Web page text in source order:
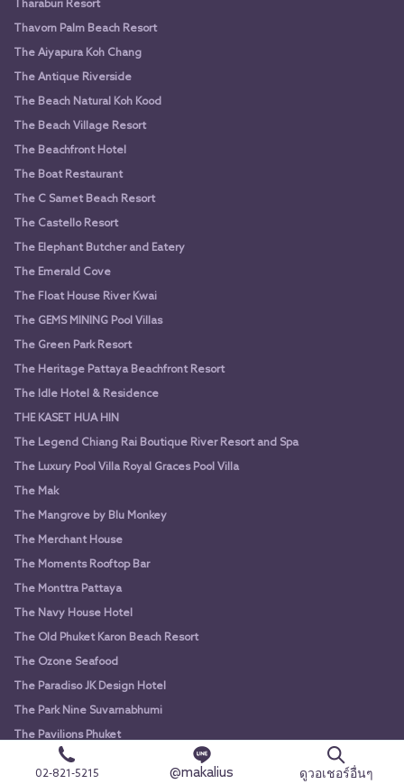
Tharaburi Resort
Thavorn Palm Beach Resort
The Aiyapura Koh Chang
The Antique Riverside
The Beach Natural Koh Kood
The Beach Village Resort
The Beachfront Hotel
The Boat Restaurant
The C Samet Beach Resort
The Castello Resort
The Elephant Butcher and Eatery
The Emerald Cove
The Float House River Kwai
The GEMS MINING Pool Villas
The Green Park Resort
The Heritage Pattaya Beachfront Resort
The Idle Hotel & Residence
THE KASET HUA HIN
The Legend Chiang Rai Boutique River Resort and Spa
The Luxury Pool Villa Royal Graces Pool Villa
The Mak
The Mangrove by Blu Monkey
The Merchant House
The Moments Rooftop Bar
The Monttra Pattaya
The Navy House Hotel
The Old Phuket Karon Beach Resort
The Ozone Seafood
The Paradiso JK Design Hotel
The Park Nine Suvarnabhumi
The Pavilions Phuket
The Peri Hotel
02-821-5215 @makalius ดูวอเชอร์อื่นๆ